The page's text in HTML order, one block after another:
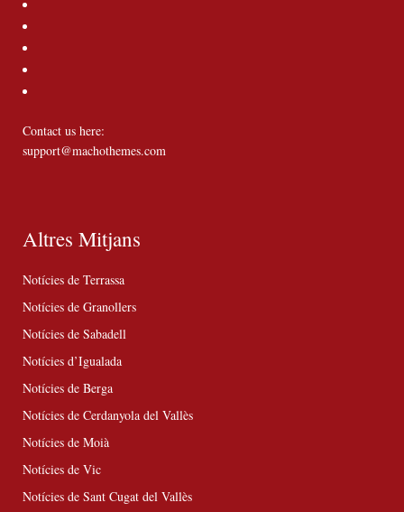
Contact us here:
support@machothemes.com
Altres Mitjans
Notícies de Terrassa
Notícies de Granollers
Notícies de Sabadell
Notícies d’Igualada
Notícies de Berga
Notícies de Cerdanyola del Vallès
Notícies de Moià
Notícies de Vic
Notícies de Sant Cugat del Vallès